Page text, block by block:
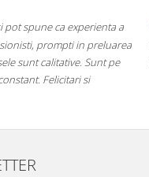
pot spune ca experienta a
prompti in preluarea
sunt calitative. Sunt pe
Felicitari si